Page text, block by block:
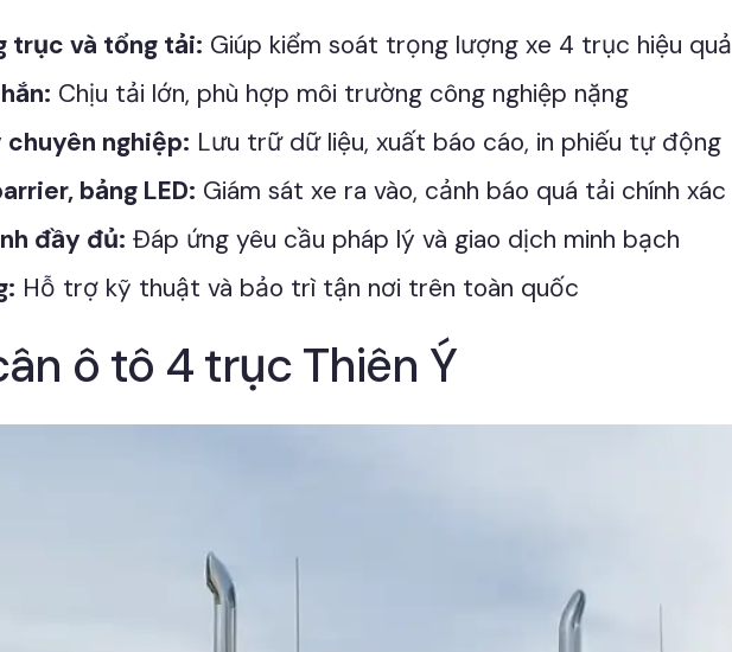
trục và tổng tải: Giúp kiểm soát trọng lượng xe 4 trục hiệu quả
Chịu tải lớn, phù hợp môi trường công nghiệp nặng
chuyên nghiệp: Lưu trữ dữ liệu, xuất báo cáo, in phiếu tự động
bảng LED: Giám sát xe ra vào, cảnh báo quá tải chính xác
đầy đủ: Đáp ứng yêu cầu pháp lý và giao dịch minh bạch
Hỗ trợ kỹ thuật và bảo trì tận nơi trên toàn quốc
ô tô 4 trục Thiên Ý